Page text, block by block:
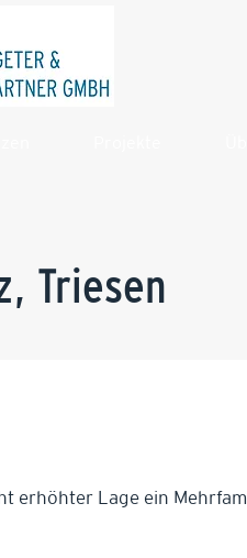
Triesen
erhöhter Lage ein